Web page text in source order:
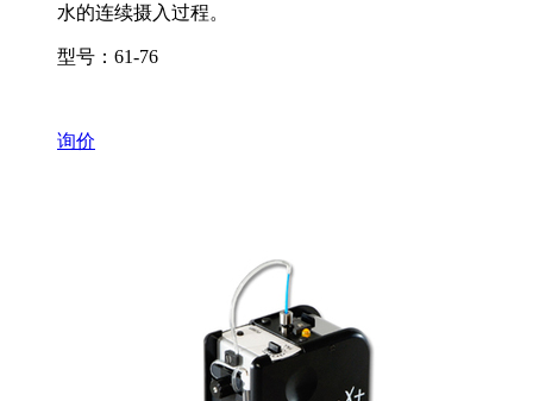
水的连续摄入过程。
型号：61-76
询价